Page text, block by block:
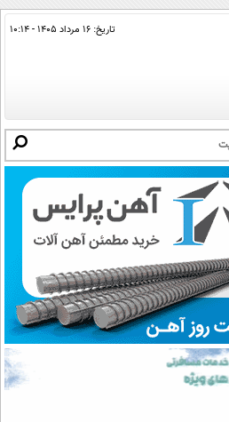
تاریخ: ۱۶ مرداد ۱۴۰۵ - ۱۰:۱۴